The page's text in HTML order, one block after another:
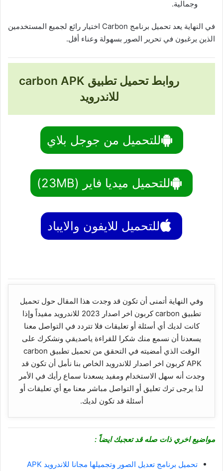
وجمالية.
في النهاية يعد تحميل برنامج Carbon اختيار رائع لجميع المستخدمين
الذين يرغبون في تحرير الصور بسهولة وعناء أقل.
روابط تحميل تطبيق carbon APK
للاندرويد
للتحميل من جوجل بلاي
للتحميل ميديا فاير (23MB)
للتحميل للايفون والايباد
وفي النهاية أتمنى أن تكون قد وجدت هذا المقال حول تحميل
تطبيق carbon كربون اخر اصدار 2023 للاندرويد مفيداً وإذا
كانت لديك أي أسئلة أو تعليقات فلا تتردد في التواصل معنا
يسعدنا أن نسمع منك شكرا للقراءة ياصديقي ونشكرك على
الوقت الذي أمضيته في التحقق من تحميل تطبيق carbon
APK كربون اخر اصدار للاندرويد الخاص بنا نأمل أن تكون قد
وجدت أنه سهل الاستخدام ومفيد يسعدنا سماع رأيك في الأمر
لذا يرجى ترك تعليق أو التواصل مباشر معنا مع أي تعليقات أو
أسئلة قد تكون لديك.
مواضيع اخري ذات صله قد تعجبك ايضاً :
تحميل برنامج تعديل الصور وتجميلها مجانا للاندرويد APK